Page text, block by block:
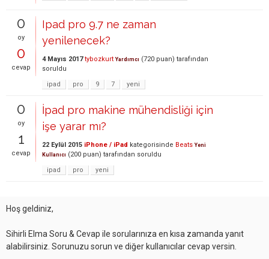
0
oy
0
cevap
Ipad pro 9.7 ne zaman
yenilenecek?
4 Mayıs 2017 tybozkurt Yardımcı (720 puan) tarafından
soruldu
ipad
pro 9 7 yeni
0
oy
1
cevap
İpad pro makine mühendisliği için
işe yarar mı?
22 Eylül 2015 iPhone / iPad kategorisinde Beats Yeni
Kullanıcı (200 puan) tarafından soruldu
ipad
pro yeni
Hoş geldiniz,
Sihirli Elma Soru & Cevap ile sorularınıza en kısa zamanda yanıt
alabilirsiniz. Sorunuzu sorun ve diğer kullanıcılar cevap versin.